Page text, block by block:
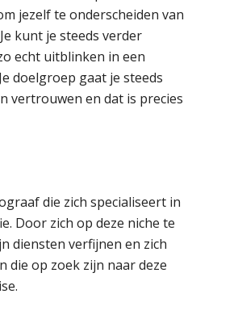
jezelf te onderscheiden van
kunt je steeds verder
echt uitblinken in een
doelgroep gaat je steeds
vertrouwen en dat is precies
die zich specialiseert in
Door zich op deze niche te
diensten verfijnen en zich
die op zoek zijn naar deze